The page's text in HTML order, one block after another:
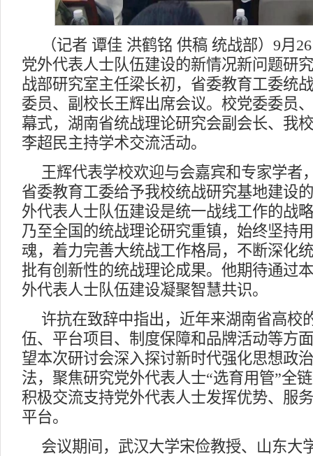
（记者 谭佳 洪鹤铭 供稿 统战部）9月
党外代表人士队伍建设的新情况新问题研
战部研究室主任梁长初，省委教育工委统
委员、副校长王辉出席会议。校党委委员
幕式，湖南省统战理论研究会副会长、我
李超民主持学术交流活动。
王辉代表学校欢迎与会嘉宾和专家学者
省委教育工委给予我校统战研究基地建设
外代表人士队伍建设是统一战线工作的战
乃至全国的统战理论研究重镇，始终坚持
魂，着力完善大统战工作格局，不断深化
批有创新性的统战理论成果。他期待通过
外代表人士队伍建设凝聚智慧共识。
许抗在致辞中指出，近年来湖南省高校
伍、平台项目、制度保障和品牌活动等方
望本次研讨会深入探讨新时代强化思想政
法，聚焦研究党外代表人士“选育用管”全
积极交流支持党外代表人士发挥优势、服
平台。
会议期间，武汉大学宋俭教授、山东大